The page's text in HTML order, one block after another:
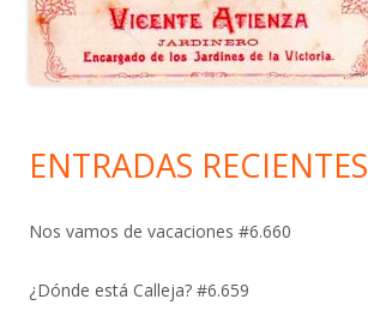
ENTRADAS RECIENTES
Nos vamos de vacaciones #6.660
¿Dónde está Calleja? #6.659